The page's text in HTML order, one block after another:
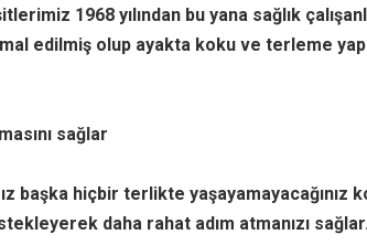
1968 yılından bu yana sağlık
edilmiş olup ayakta koku ve terleme
sağlar
başka hiçbir terlikte
daha rahat adım atmanızı